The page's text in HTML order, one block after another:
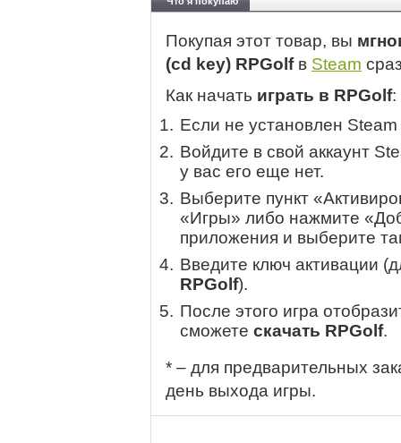
Покупая этот товар, вы
(cd key) RPGolf в Steam
Как начать играть в RPGolf:
Если не установлен
Войдите в свой аккаунт
у вас его еще нет.
Выберите пункт
«Игры» либо нажмите
приложения и выберите
Введите ключ активации
RPGolf).
После этого игра
сможете скачать RPGolf.
* – для предварительных
день выхода игры.